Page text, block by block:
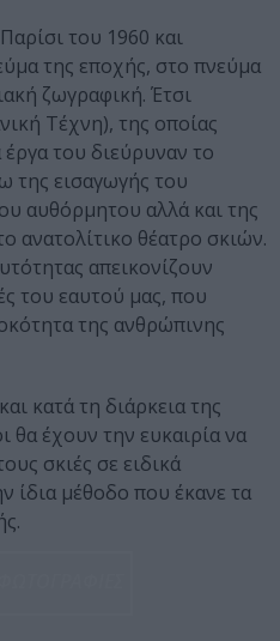
του 1960 και
της εποχής, στο πνεύμα
ζωγραφική. Έτσι
Τέχνη), της οποίας
του διεύρυναν το
της εισαγωγής του
αυθόρμητου αλλά και της
ανατολίτικο θέατρο σκιών.
απεικονίζουν
του εαυτού μας, που
της ανθρώπινης
κατά τη διάρκεια της
θα έχουν την ευκαιρία να
σκιές σε ειδικά
μέθοδο που έκανε τα